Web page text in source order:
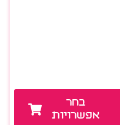
בחר
אפשרויות